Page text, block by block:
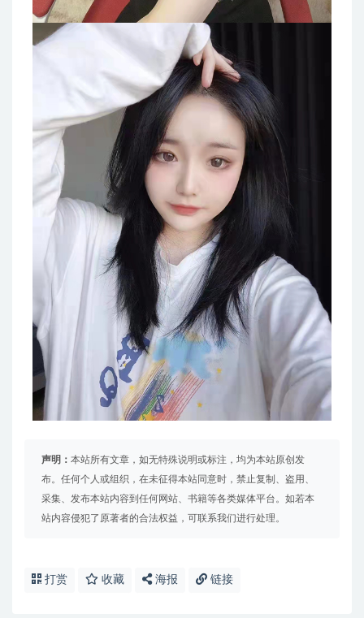
声明： 本站所有文章，如无特殊说明或标注，均为本站原创发
布。任何个人或组织，在未征得本站同意时，禁止复制、盗用、
采集、发布本站内容到任何网站、书籍等各类媒体平台。如若本
站内容侵犯了原著者的合法权益，可联系我们进行处理。
打赏 收藏 海报 链接